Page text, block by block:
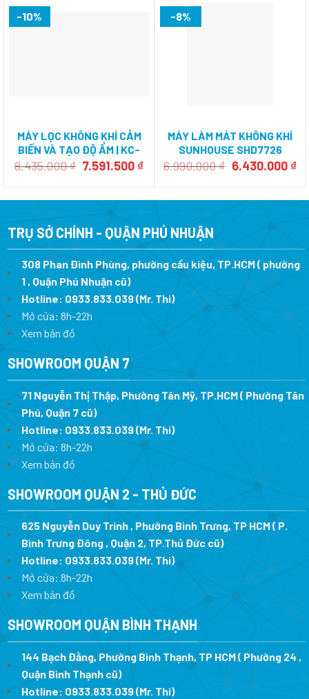
-10%
MÁY LỌC KHÔNG KHÍ CẢM
BIẾN VÀ TẠO ĐỘ ẨM | KC-
G50EV-W
8.435.000₫ Giá
8.435.000 ₫.
7.591.500 ₫Giá
là:
-8%
MÁY LÀM MÁT KHÔNG KHÍ
SUNHOUSE SHD7726
6.990.000₫ Giá
6.990.000 ₫.
6.430.000 ₫
là:
TRỤ SỞ CHÍNH - QUẬN PHÚ NHUẬN
308 Phan Đình Phùng, phường cầu kiệu, TP.HCM ( phường
1 , Quận Phú Nhuận cũ)
Hotline: 0933.833.039(Mr. Thi)
Mở cửa: 8h-22h
Xem bản đồ
SHOWROOM QUẬN 7
71 Nguyễn Thị Thập, Phường Tân Mỹ, TP.HCM ( Phường Tân
Phú, Quận 7 cũ)
Hotline: 0933.833.039(Mr. Thi)
Mở cửa: 8h-22h
Xem bản đồ
SHOWROOM QUẬN 2 - THỦ ĐỨC
625 Nguyễn Duy Trinh , Phường Bình Trưng, TP HCM ( P.
Bình Trưng Đông , Quận 2, TP.Thủ Đức cũ)
Hotline: 0933.833.039(Mr. Thi)
Mở cửa: 8h-22h
Xem bản đồ
SHOWROOM QUẬN BÌNH THẠNH
144 Bạch Đằng, Phường Bình Thạnh, TP HCM ( Phường 24 ,
Quận Bình Thạnh cũ)
Hotline: 0933.833.039(Mr. Thi)